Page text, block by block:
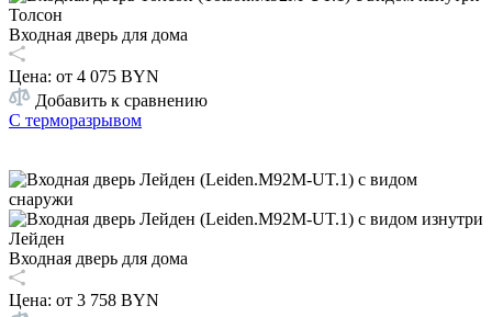
Толсон
Входная дверь для дома
Цена: от 4 075 BYN
Добавить к сравнению
С терморазрывом
Лейден
Входная дверь для дома
Цена: от 3 758 BYN